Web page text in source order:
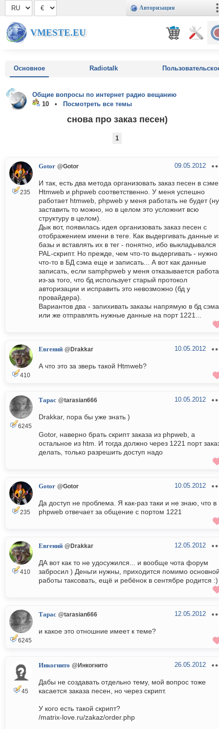
Авторизация
VMESTE.EU
Основное Radiotalk
Общие вопросы по интернет радио вещанию
10 •
Посмотреть все темы
снова про заказ песен)
1
235
Gotor @Gotor 09.05.2012
И так, есть два метода организовать заказ песен в
Htmweb и phpweb соответственно. У меня успешно
работает htmweb, phpweb у меня работать не будет (ну
заставить то можно, но в целом это усложнит всю
структуру в целом).
Дык вот, появилась идея организовать заказ песен с
отображением имени в теге. Как выдергивать данные
базы и вставлять их в тег - понятно, ибо выкладывался
PAL-скрипт. Но прежде, чем что-то выдергивать - нужно
что-то в БД сэма еще и записать... А вот как данные
записать, если samphpweb у меня отказывается
из-за того, что бд использует старый протокол
авторизации и исправить это невозможно (бд у
провайдера).
Вариантов два - запихивать заказы напрямую в бд сэма
или же отправлять нужные данные на порт 1221...
410
Евгений @Drakkar 10.05.2012
А что это за зверь такой Htmweb?
6245
Тарас @tarasian666 10.05.2012
Drakkar, пора бы уже знать )
Gotor, наверно брать скрипт заказа из phpweb, а
остальное из htm. И тогда должно через 1221 порт
делать, только разрешить доступ надо
235
Gotor @Gotor 10.05.2012
Да доступ не проблема. Я как-раз таки и не знаю, что в
phpweb отвечает за общение с портом 1221
410
Евгений @Drakkar 12.05.2012
ДА вот как то не удосужился... и вообще чота форум
забросил ) Деньги нужны, приходится помимо
работы таксовать, ещё и ребёнок в сентябре родится :)
6245
Тарас @tarasian666 12.05.2012
и какое это отношние имеет к теме?
45
Инкогнито @Инкогнито 26.05.2012
Дабы не создавать отдельно тему, мой вопрос тоже
касается заказа песен, но через скрипт.
У кого есть такой скрипт?
/matrix-love.ru/zakaz/order.php